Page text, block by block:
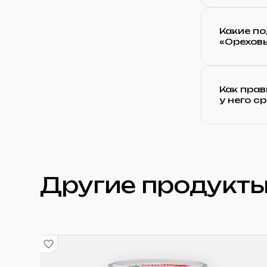
Какие
Как
у него
Другие